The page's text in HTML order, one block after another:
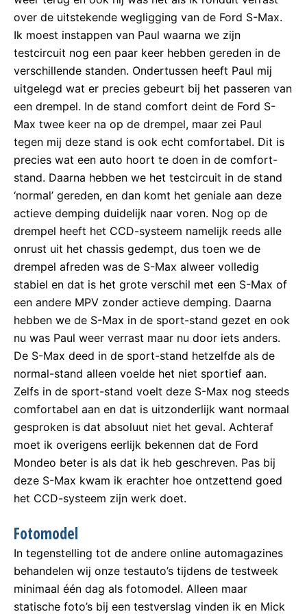
over de uitstekende wegligging van de Ford S-Max.
Ik moest instappen van Paul waarna we zijn
testcircuit nog een paar keer hebben gereden in de
verschillende standen. Ondertussen heeft Paul mij
uitgelegd wat er precies gebeurt bij het passeren van
een drempel. In de stand comfort deint de Ford S-
Max twee keer na op de drempel, maar zei Paul
tegen mij deze stand is ook echt comfortabel. Dit is
precies wat een auto hoort te doen in de comfort-
stand. Daarna hebben we het testcircuit in de stand
‘normal’ gereden, en dan komt het geniale aan deze
actieve demping duidelijk naar voren. Nog op de
drempel heeft het CCD-systeem namelijk reeds alle
onrust uit het chassis gedempt, dus toen we de
drempel afreden was de S-Max alweer volledig
stabiel en dat is het grote verschil met een S-Max of
een andere MPV zonder actieve demping. Daarna
hebben we de S-Max in de sport-stand gezet en ook
nu was Paul weer verrast maar nu door iets anders.
De S-Max deed in de sport-stand hetzelfde als de
normal-stand alleen voelde het niet sportief aan.
Zelfs in de sport-stand voelt deze S-Max nog steeds
comfortabel aan en dat is uitzonderlijk want normaal
gesproken is dat absoluut niet het geval. Achteraf
moet ik overigens eerlijk bekennen dat de Ford
Mondeo beter is als dat ik heb geschreven. Pas bij
deze S-Max kwam ik erachter hoe ontzettend goed
het CCD-systeem zijn werk doet.
Fotomodel
In tegenstelling tot de andere online automagazines
behandelen wij onze testauto’s tijdens de testweek
minimaal één dag als fotomodel. Alleen maar
statische foto’s bij een testverslag vinden ik en Mick